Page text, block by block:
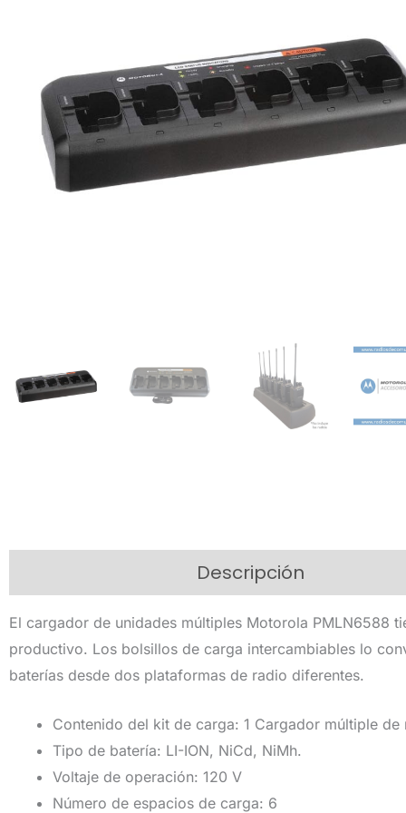
Descripción
El cargador de unidades múltiples Motorola PMLN6588
productivo. Los bolsillos de carga intercambiables lo
baterías desde dos plataformas de radio diferentes.
Contenido del kit de carga: 1 Cargador múltiple
Tipo de batería: LI-ION, NiCd, NiMh.
Voltaje de operación: 120 V
Número de espacios de carga: 6